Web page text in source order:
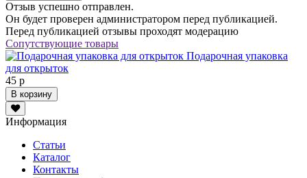
Отзыв успешно отправлен.
Он будет проверен администратором перед публикацией.
Перед публикацией отзывы проходят модерацию
Сопутствующие товары
Подарочная упаковка
для открыток
45 р
В корзину
Информация
Статьи
Каталог
Контакты